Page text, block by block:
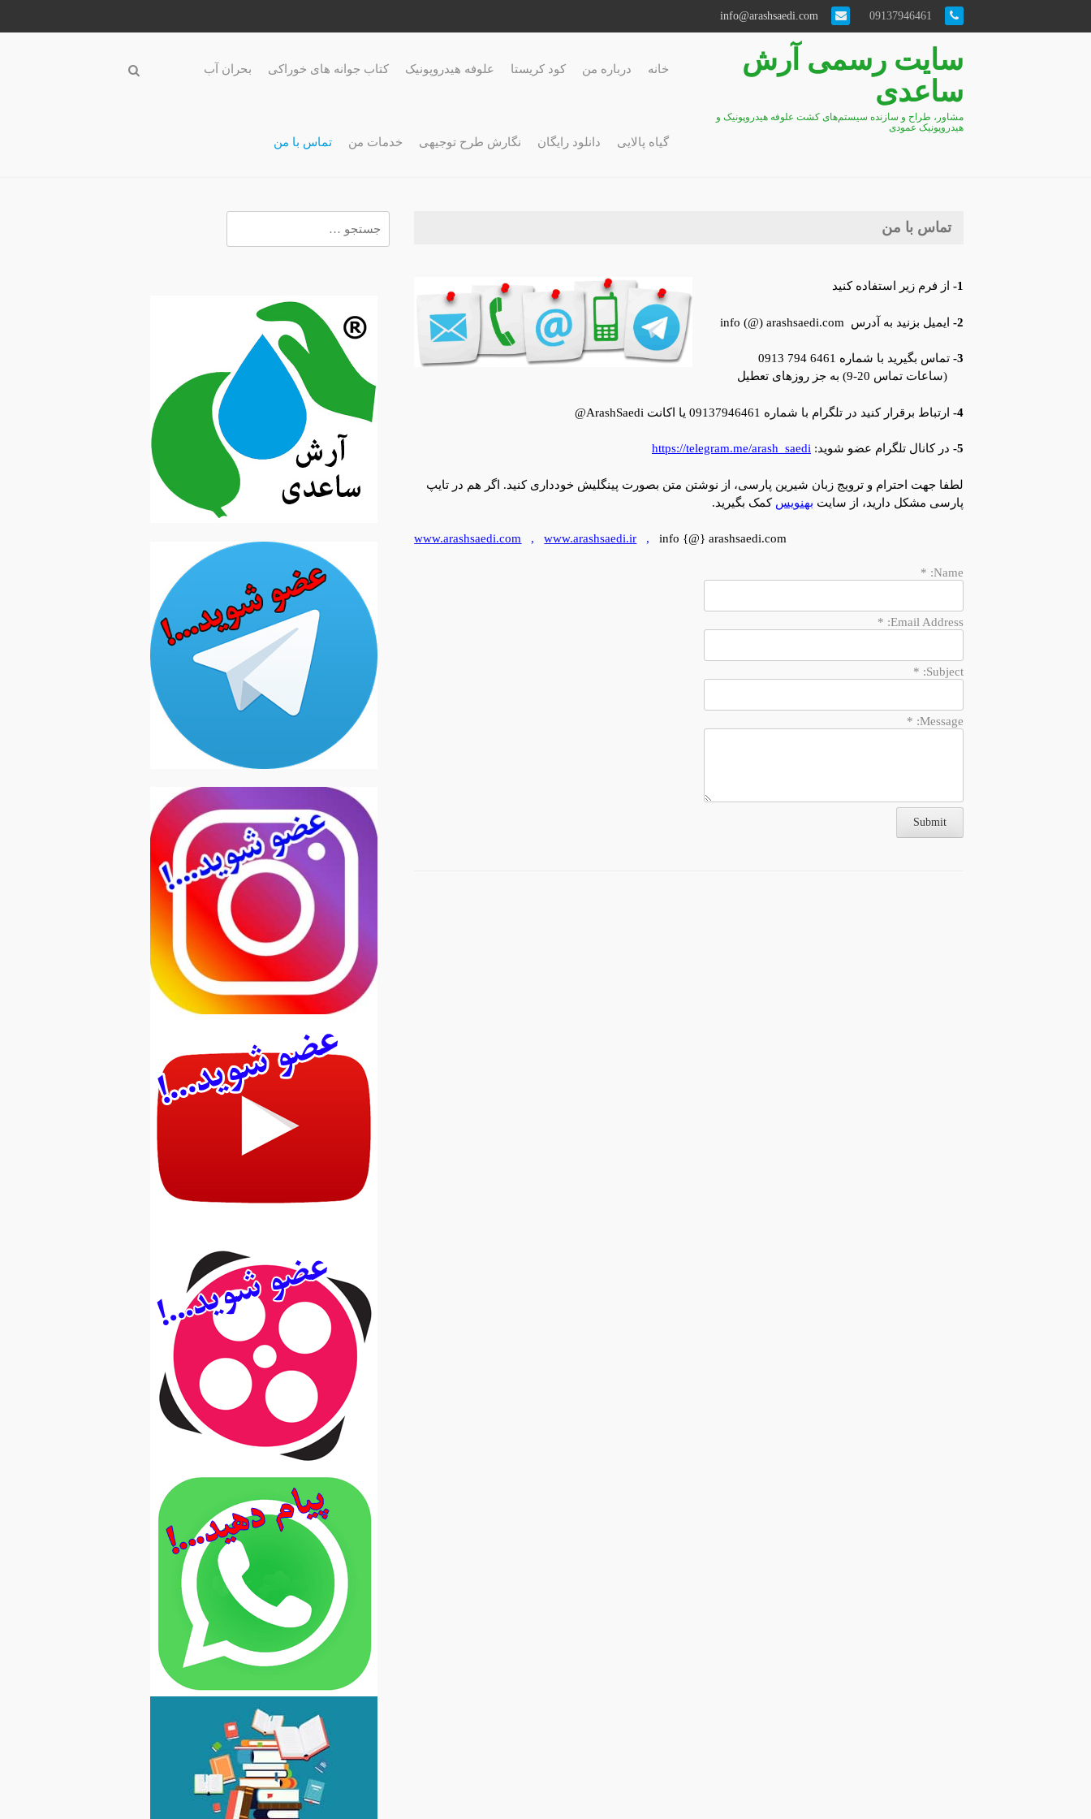
سایت رسمی آرش
ساعدی
مشاور، طراح و سازنده سیستم‌های کشت علوفه هیدروپونیک و
هیدروپونیک عمودی
خانه درباره من کود کریستا علوفه هیدروپونیک کتاب جوانه های خوراکی بحران آب
گیاه پالایی دانلود رایگان نگارش طرح توجیهی خدمات من تماس با من
تماس با من
1- از فرم زیر استفاده کنید
2- ایمیل بزنید به آدرس info (@) arashsaedi.com
3- تماس بگیرید با شماره 6461 794 0913
(ساعات تماس 20-9) به جز روزهای تعطیل
4- ارتباط برقرار کنید در تلگرام با شماره 09137946461 یا اکانت ArashSaedi@
5- در کانال تلگرام عضو شوید: https://telegram.me/arash_saedi
لطفا جهت احترام و ترویج زبان شیرین پارسی، از نوشتن متن بصورت پینگلیش خودداری کنید. اگر هم در تایپ
پارسی مشکل دارید، از سایت بهنویس کمک بگیرید.
www.arashsaedi.com ,www.arashsaedi.ir ,info {@} arashsaedi.com
Name:
*
Email Address:
*
Subject:
*
Message:
*
برای: